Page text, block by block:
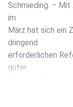
Schmieding. – Mit
im
März hat sich ein
dringend
erforderlichen
guter
Zeitpunkt? Und